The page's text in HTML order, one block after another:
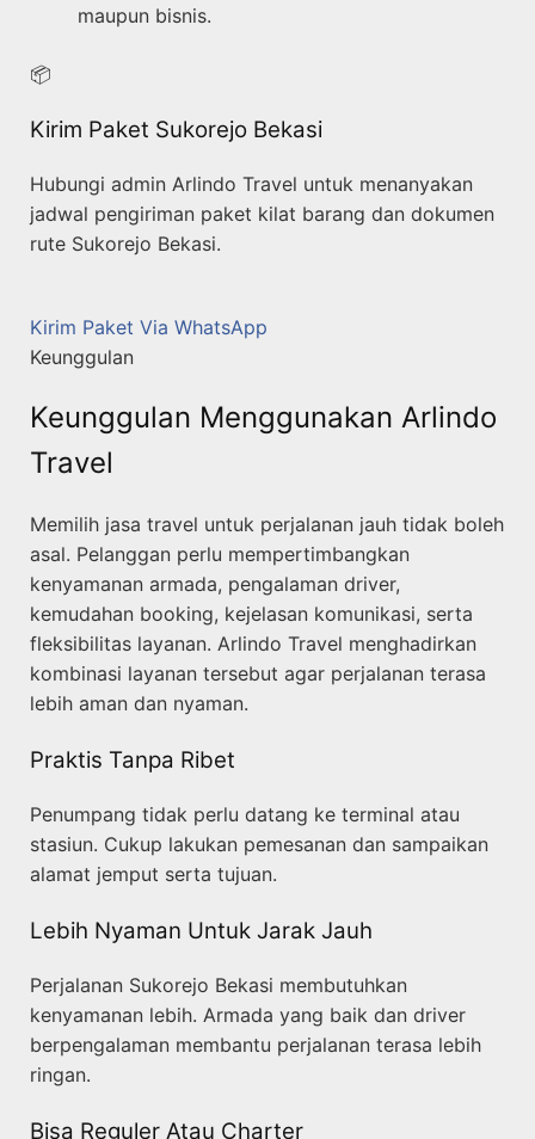
maupun bisnis.
📦
Kirim Paket Sukorejo Bekasi
Hubungi admin Arlindo Travel untuk menanyakan
jadwal pengiriman paket kilat barang dan dokumen
rute Sukorejo Bekasi.
Kirim Paket Via WhatsApp
Keunggulan
Keunggulan Menggunakan Arlindo
Travel
Memilih jasa travel untuk perjalanan jauh tidak boleh
asal. Pelanggan perlu mempertimbangkan
kenyamanan armada, pengalaman driver,
kemudahan booking, kejelasan komunikasi, serta
fleksibilitas layanan. Arlindo Travel menghadirkan
kombinasi layanan tersebut agar perjalanan terasa
lebih aman dan nyaman.
Praktis Tanpa Ribet
Penumpang tidak perlu datang ke terminal atau
stasiun. Cukup lakukan pemesanan dan sampaikan
alamat jemput serta tujuan.
Lebih Nyaman Untuk Jarak Jauh
Perjalanan Sukorejo Bekasi membutuhkan
kenyamanan lebih. Armada yang baik dan driver
berpengalaman membantu perjalanan terasa lebih
ringan.
Bisa Reguler Atau Charter